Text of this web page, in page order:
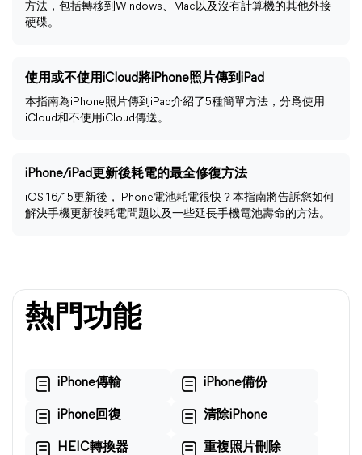
方法，包括轉移到Windows、Mac以及沒有計算機的其他外接
硬碟。
使用或不使用iCloud將iPhone照片傳到iPad
本指南為iPhone照片傳到iPad介紹了5種簡單方法，分爲使用
iCloud和不使用iCloud傳送。
iPhone/iPad更新後耗電的最全修復方法
iOS 16/15更新後，iPhone電池耗電很快？本指南將告訴您如何
解決手機更新後耗電問題以及一些延長手機電池壽命的方法。
熱門功能
iPhone傳輸 iPhone備份
iPhone回復 清除iPhone
HEIC轉換器 重複照片刪除